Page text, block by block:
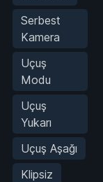
Serbest
Kamera
Uçuş
Modu
Uçuş
Yukarı
Uçuş Aşağı
Klipsiz